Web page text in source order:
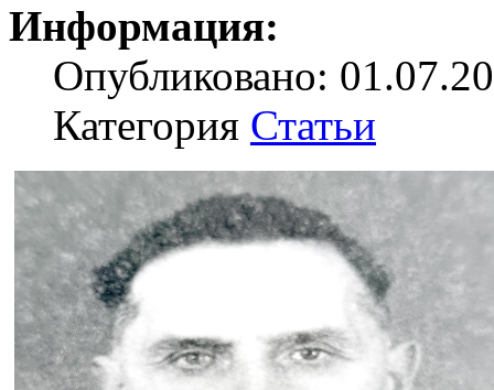
Информация:
Опубликовано:
Категория Статьи